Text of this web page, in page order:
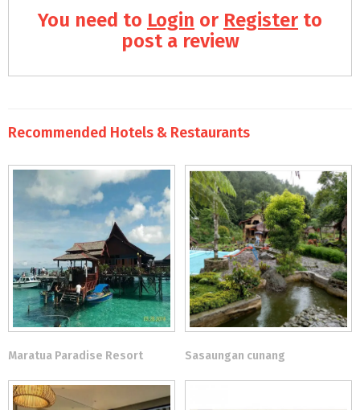
You need to Login or Register to
post a review
Recommended Hotels & Restaurants
Maratua Paradise Resort Sasaungan cunang